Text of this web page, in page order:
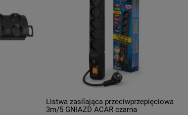
Listwa zasilająca przeciwprzepięciowa
3m/5 GNIAZD ACAR czarna